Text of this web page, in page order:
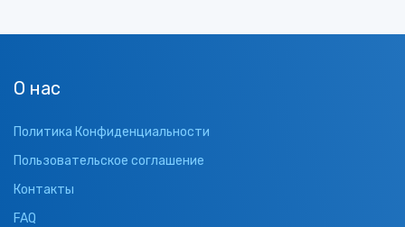
О нас
Политика Конфиденциальности
Пользовательское соглашение
Контакты
FAQ